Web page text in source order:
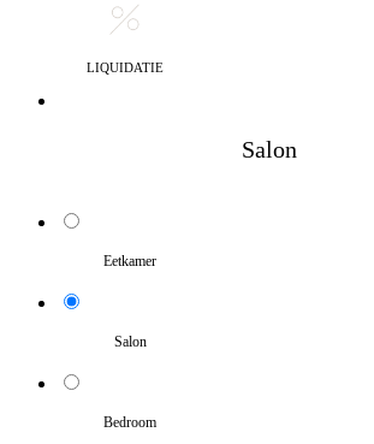
LIQUIDATIE
Salon
Eetkamer
Salon
Bedroom